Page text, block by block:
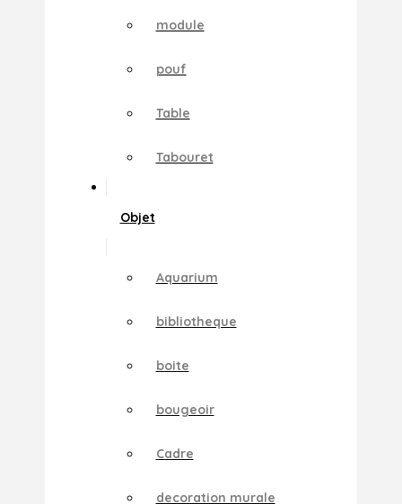
module
pouf
Table
Tabouret
Objet
Aquarium
bibliotheque
boite
bougeoir
Cadre
decoration murale